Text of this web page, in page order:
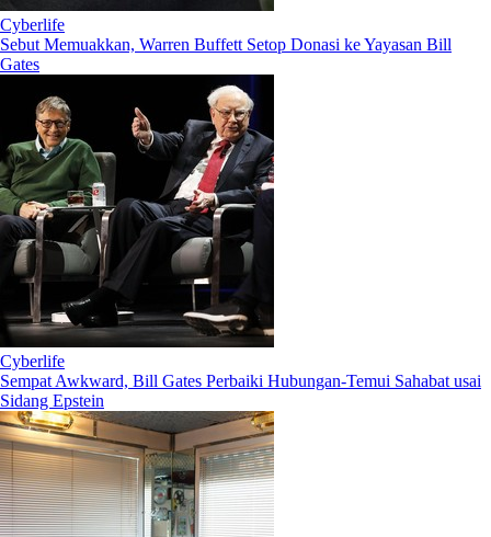
Cyberlife
Sebut Memuakkan, Warren Buffett Setop Donasi ke Yayasan Bill
Gates
Cyberlife
Sempat Awkward, Bill Gates Perbaiki Hubungan-Temui Sahabat usai
Sidang Epstein